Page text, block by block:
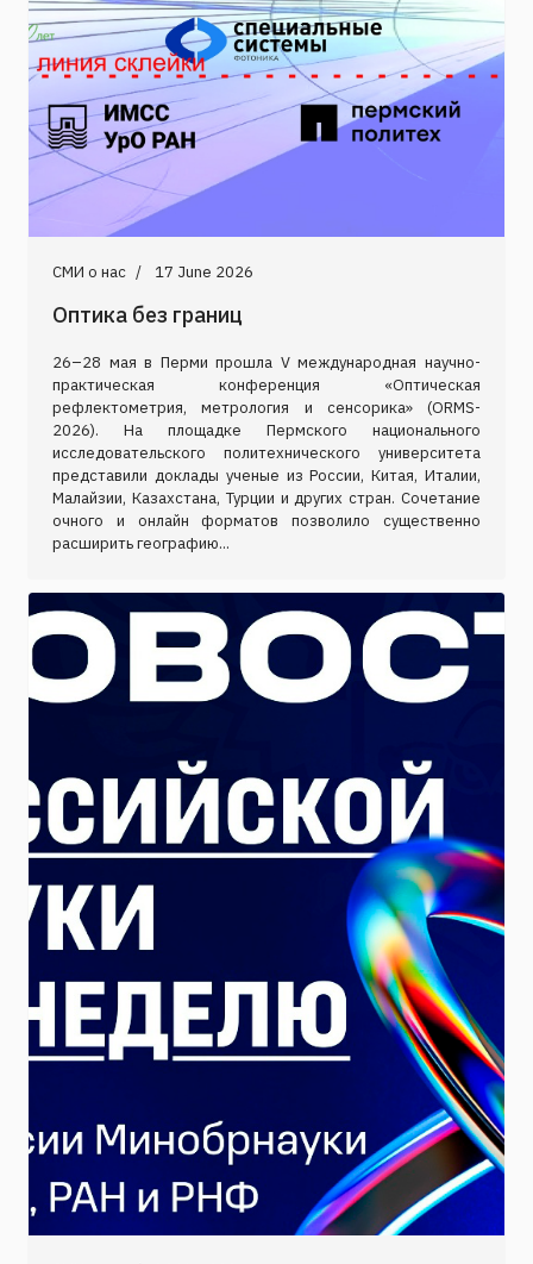
СМИ о нас 17 June 2026
Оптика без границ
26–28 мая в Перми прошла V международная научно-
практическая конференция «Оптическая
рефлектометрия, метрология и сенсорика» (ORMS-
2026). На площадке Пермского национального
исследовательского политехнического университета
представили доклады ученые из России, Китая, Италии,
Малайзии, Казахстана, Турции и других стран. Сочетание
очного и онлайн форматов позволило существенно
расширить географию...